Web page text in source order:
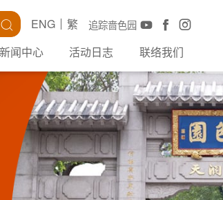
搜寻 追踪啬色园
ENG
繁
新闻中心 活动日志 联络我们